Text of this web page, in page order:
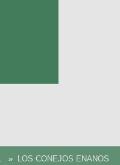
LOS CONEJOS ENANOS